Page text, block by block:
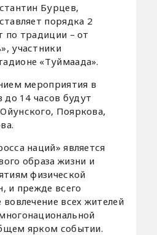
Бурцев,
порядка 2
по традиции – от
участники
«Туймаада».
мероприятия в
до 14 часов будут
Пояркова,
наций» является
образа жизни и
физической
и прежде всего
всех жителей
ярком событии.